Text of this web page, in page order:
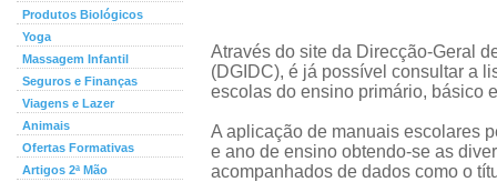
Produtos Biológicos
Yoga
Massagem Infantil
Seguros e Finanças
Viagens e Lazer
Animais
Ofertas Formativas
Artigos 2ª Mão
Através do site da Direcção-Geral
(DGIDC), é já possível consultar a
escolas do ensino primário, básico
A aplicação de manuais escolares
e ano de ensino obtendo-se as
acompanhados de dados como o